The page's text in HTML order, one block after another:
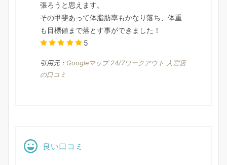
張ろうと思えます。
その甲斐あって体脂肪率もかなり落ち、体重
も目標値まで落とす事ができました！
5
引用元： Googleマップ 24/7ワークアウト 大宮店
の口コミ
良い口コミ